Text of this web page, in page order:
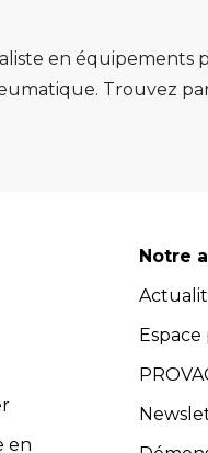
en
Trouvez
la roue remplisse
efficace et propose
de garantie,
de
équipes Provac
à toutes vos
en
Notre
Espace